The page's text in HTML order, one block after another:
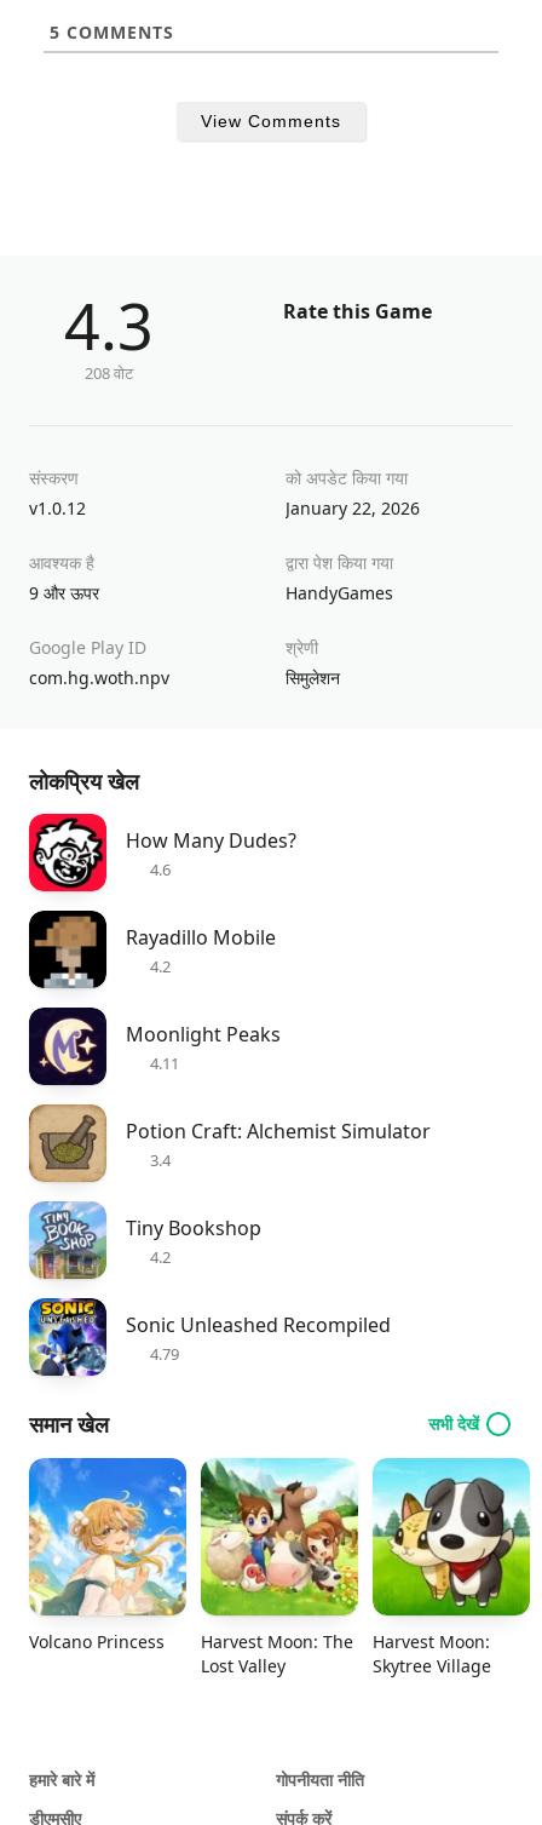
5 COMMENTS
View Comments
4.3
208 वोट
Rate this Game
संस्करण
v1.0.12
को अपडेट किया गया
January 22, 2026
आवश्यक है
9 और ऊपर
द्वारा पेश किया गया
HandyGames
Google Play ID
com.hg.woth.npv
श्रेणी
सिमुलेशन
लोकप्रिय खेल
How Many Dudes?
4.6
Rayadillo Mobile
4.2
Moonlight Peaks
4.11
Potion Craft: Alchemist Simulator
3.4
Tiny Bookshop
4.2
Sonic Unleashed Recompiled
4.79
समान खेल सभी देखें
Volcano Princess
Harvest Moon: The
Lost Valley
Harvest Moon:
Skytree Village
हमारे बारे में
गोपनीयता नीति
डीएमसीए
संपर्क करें